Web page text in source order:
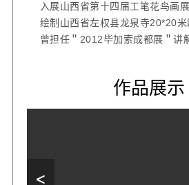
入展山西省第十四届工笔花鸟画展
绘制山西省左权县龙泉寺20*20米
曾担任＂ 2012毕加索成都展＂讲
作品展示